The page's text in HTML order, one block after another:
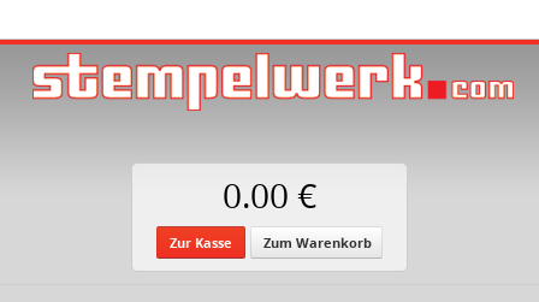
0.00 €
Zur Kasse Zum Warenkorb